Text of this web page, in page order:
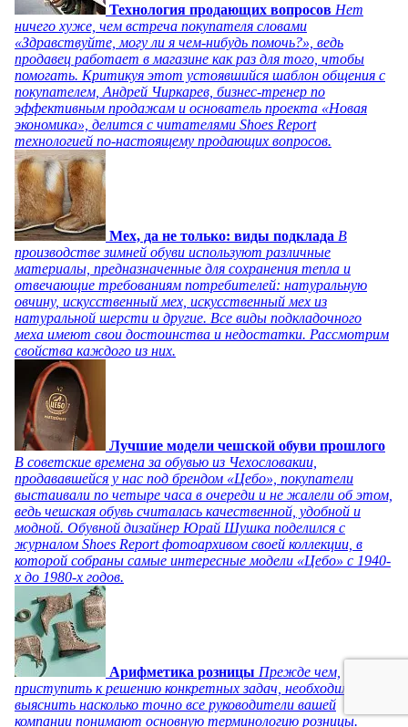
Технология продающих вопросов Нет
ничего хуже, чем встреча покупателя словами
«Здравствуйте, могу ли я чем-нибудь помочь?», ведь
продавец работает в магазине как раз для того, чтобы
помогать. Критикуя этот устоявшийся шаблон общения с
покупателем, Андрей Чиркарев, бизнес-тренер по
эффективным продажам и основатель проекта «Новая
экономика», делится с читателями Shoes Report
технологией по-настоящему продающих вопросов.
Мех, да не только: виды подклада В
производстве зимней обуви используют различные
материалы, предназначенные для сохранения тепла и
отвечающие требованиям потребителей: натуральную
овчину, искусственный мех, искусственный мех из
натуральной шерсти и другие. Все виды подкладочного
меха имеют свои достоинства и недостатки. Рассмотрим
свойства каждого из них.
Лучшие модели чешской обуви прошлого
В советские времена за обувью из Чехословакии,
продававшейся у нас под брендом «Цебо», покупатели
выстаивали по четыре часа в очереди и не жалели об этом,
ведь чешская обувь считалась качественной, удобной и
модной. Обувной дизайнер Юрай Шушка поделился с
журналом Shoes Report фотоархивом своей коллекции, в
которой собраны самые интересные модели «Цебо» с 1940-
х до 1980-х годов.
Арифметика розницы Прежде чем,
приступить к решению конкретных задач, необходимо
выяснить насколько точно все руководители вашей
компании понимают основную терминологию розницы.